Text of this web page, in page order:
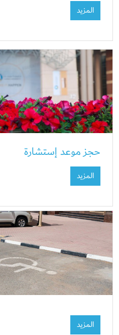
المزيد
حجز موعد إستشارة
المزيد
المزيد